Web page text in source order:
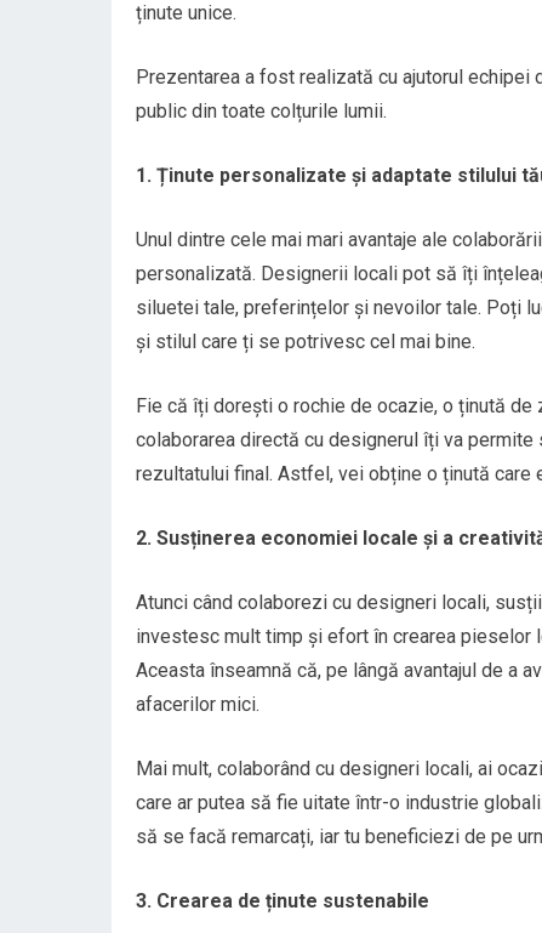
ținute unice.
Prezentarea a fost realizată cu ajutorul echipei
public din toate colțurile lumii.
1. Ținute personalizate și adaptate stilului
Unul dintre cele mai mari avantaje ale
personalizată. Designerii locali pot să îți
siluetei tale, preferințelor și nevoilor tale. Poți
și stilul care ți se potrivesc cel mai bine.
Fie că îți dorești o rochie de ocazie, o ținută
colaborarea directă cu designerul îți va
rezultatului final. Astfel, vei obține o ținută
2. Susținerea economiei locale și a
Atunci când colaborezi cu designeri locali,
investesc mult timp și efort în crearea pieselor
Aceasta înseamnă că, pe lângă avantajul de a
afacerilor mici.
Mai mult, colaborând cu designeri locali, ai
care ar putea să fie uitate într-o industrie
să se facă remarcați, iar tu beneficiezi de pe
3. Crearea de ținute sustenabile